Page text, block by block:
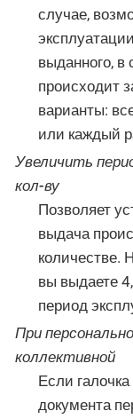
случае,
выданного, в
происходит
варианты:
или каждый
Увеличить
кол-ву
Позволяет
выдача
количестве.
вы выдаете
период
При
коллективной
Если
документа